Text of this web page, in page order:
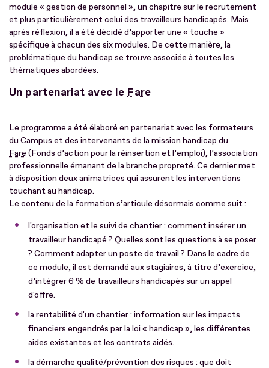
module « gestion de personnel », un chapitre sur le recrutement
et plus particulièrement celui des travailleurs handicapés. Mais
après réflexion, il a été décidé d’apporter une « touche »
spécifique à chacun des six modules. De cette manière, la
problématique du handicap se trouve associée à toutes les
thématiques abordées.
Un partenariat avec le Fare
Le programme a été élaboré en partenariat avec les formateurs
du Campus et des intervenants de la mission handicap du
Fare (Fonds d’action pour la réinsertion et l’emploi), l’association
professionnelle émanant de la branche propreté. Ce dernier met
à disposition deux animatrices qui assurent les interventions
touchant au handicap.
Le contenu de la formation s’articule désormais comme suit :
l'organisation et le suivi de chantier : comment insérer un
travailleur handicapé ? Quelles sont les questions à se poser
? Comment adapter un poste de travail ? Dans le cadre de
ce module, il est demandé aux stagiaires, à titre d’exercice,
d’intégrer 6 % de travailleurs handicapés sur un appel
d'offre.
la rentabilité d'un chantier : information sur les impacts
financiers engendrés par la loi « handicap », les différentes
aides existantes et les contrats aidés.
la démarche qualité/prévention des risques : que doit